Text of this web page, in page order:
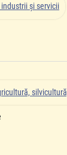
şi servicii